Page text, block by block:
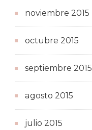
noviembre 2015
octubre 2015
septiembre 2015
agosto 2015
julio 2015